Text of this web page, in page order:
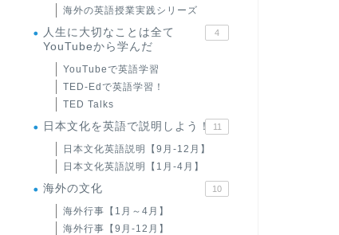
海外の英語授業実践シリーズ
人生に大切なことは全て
YouTubeから学んだ
4
YouTubeで英語学習
TED-Edで英語学習！
TED Talks
日本文化を英語で説明しよう！ 11
日本文化英語説明【9月-12月】
日本文化英語説明【1月-4月】
海外の文化 10
海外行事【1月～4月】
海外行事【9月-12月】